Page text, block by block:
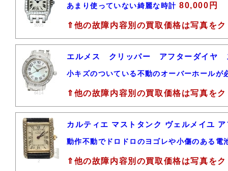
5005
あまり使っていない綺麗な時計 80,000円
⇑他の故障内容別の買取価格は写真を
6414
エルメス クリッパー アフターダイヤ
小キズのついている不動のオーバーホールが
⇑他の故障内容別の買取価格は写真を
2
カルティエ マストタンク ヴェルメイユ
動作不動でドロドロのヨゴレや小傷のある電
⇑他の故障内容別の買取価格は写真を